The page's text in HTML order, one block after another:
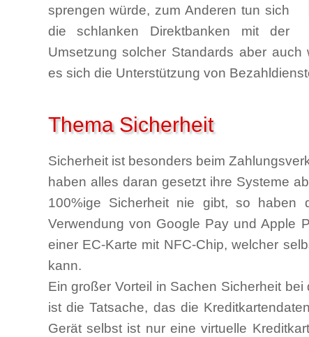
sprengen würde, zum Anderen tun sich
die schlanken Direktbanken mit der
Umsetzung solcher Standards aber
es sich die Unterstützung von
Thema Sicherheit
Sicherheit ist besonders beim
haben alles daran gesetzt ihre Systeme
100%ige Sicherheit nie gibt, so haben
Verwendung von Google Pay und Apple
einer EC-Karte mit NFC-Chip, welcher
kann.
Ein großer Vorteil in Sachen Sicherheit
ist die Tatsache, das die
Gerät selbst ist nur eine virtuelle